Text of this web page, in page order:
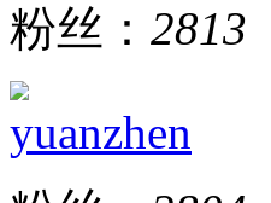
粉丝： 2813
yuanzhen